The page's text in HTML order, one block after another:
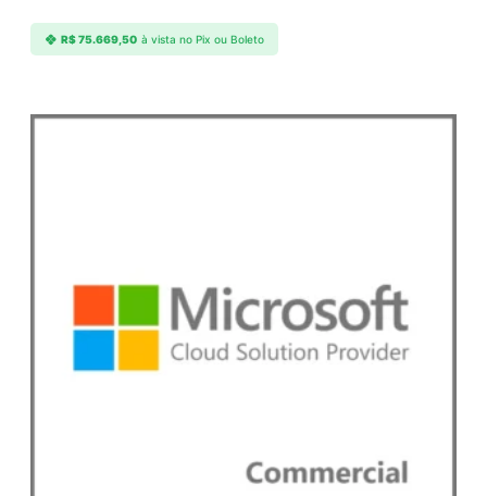
R$75.669,50 à vista no Pix ou Boleto